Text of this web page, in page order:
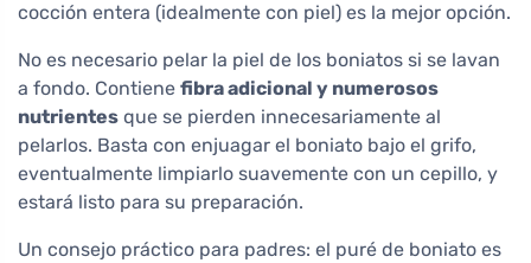
cocción entera (idealmente con piel) es la mejor opción.
No es necesario pelar la piel de los boniatos si se lavan
a fondo. Contiene fibra adicional y numerosos
nutrientes que se pierden innecesariamente al
pelarlos. Basta con enjuagar el boniato bajo el grifo,
eventualmente limpiarlo suavemente con un cepillo, y
estará listo para su preparación.
Un consejo práctico para padres: el puré de boniato es